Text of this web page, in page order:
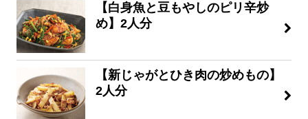
【白身魚と豆もやしのピリ辛炒
め】2人分
【新じゃがとひき肉の炒めもの】
2人分